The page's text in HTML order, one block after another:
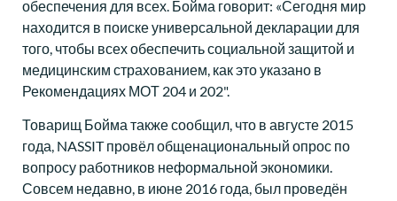
обеспечения для всех. Бойма говорит: «Сегодня мир
находится в поиске универсальной декларации для
того, чтобы всех обеспечить социальной защитой и
медицинским страхованием, как это указано в
Рекомендациях МОТ 204 и 202".
Товарищ Бойма также сообщил, что в августе 2015
года, NASSIT провёл общенациональный опрос по
вопросу работников неформальной экономики.
Совсем недавно, в июне 2016 года, был проведён